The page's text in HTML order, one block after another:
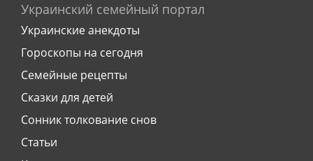
Украинский семейный портал
Украинские анекдоты
Гороскопы на сегодня
Семейные рецепты
Сказки для детей
Сонник толкование снов
Статьи